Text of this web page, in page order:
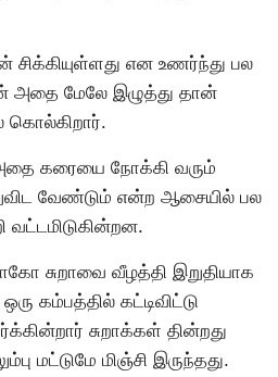
என உணர்ந்து பல
அதை மேலே இழுத்து தான்
கொல்கிறார்.
கரையை நோக்கி வரும்
வேண்டும் என்ற ஆசையில் பல
வட்டமிடுகின்றன.
சுறாவை வீழத்தி இறுதியாக
கம்பத்தில் கட்டிவிட்டு
சுறாக்கள் தின்றது
மட்டுமே மிஞ்சி இருந்தது.